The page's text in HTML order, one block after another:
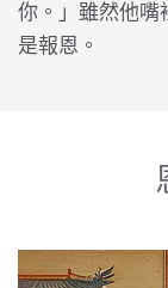
你。」雖然他嘴
是報恩。